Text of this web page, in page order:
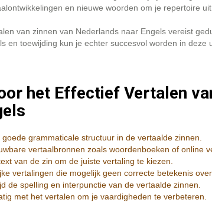
en nieuwe woorden om je repertoire uit
van zinnen van Nederlands naar Engels vereist
en toewijding kun je echter succesvol worden in deze
het Effectief Vertalen
grammaticale structuur in de vertaalde zinnen.
vertaalbronnen zoals woordenboeken of online
van de zin om de juiste vertaling te kiezen.
vertalingen die mogelijk geen correcte betekenis
de spelling en interpunctie van de vertaalde zinnen.
met het vertalen om je vaardigheden te verbeteren.